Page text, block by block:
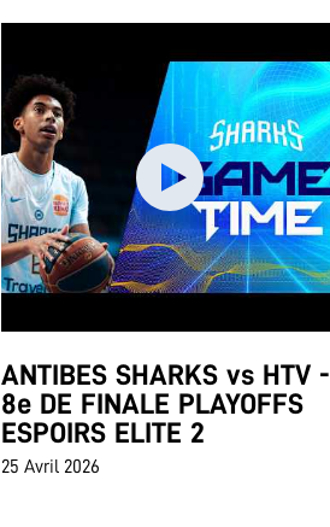
ANTIBES SHARKS vs HTV -
8e DE FINALE PLAYOFFS
ESPOIRS ELITE 2
25 Avril 2026